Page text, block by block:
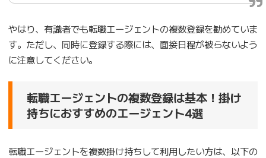
やはり、有識者でも転職エージェントの複数登録を勧めていま
す。ただし、同時に登録する際には、面接日程が被らないよう
に注意してください。
転職エージェントの複数登録は基本！掛け
持ちにおすすめのエージェント4選
転職エージェントを複数掛け持ちして利用したい方は、以下の